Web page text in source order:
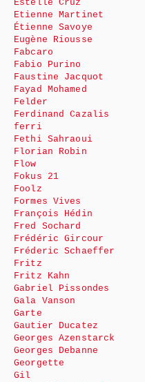
Estelle Cruz
Etienne Martinet
Étienne Savoye
Eugène Riousse
Fabcaro
Fabio Purino
Faustine Jacquot
Fayad Mohamed
Felder
Ferdinand Cazalis
ferri
Fethi Sahraoui
Florian Robin
Flow
Fokus 21
Foolz
Formes Vives
François Hédin
Fred Sochard
Frédéric Gircour
Fréderic Schaeffer
Fritz
Fritz Kahn
Gabriel Pissondes
Gala Vanson
Garte
Gautier Ducatez
Georges Azenstarck
Georges Debanne
Georgette
Gil